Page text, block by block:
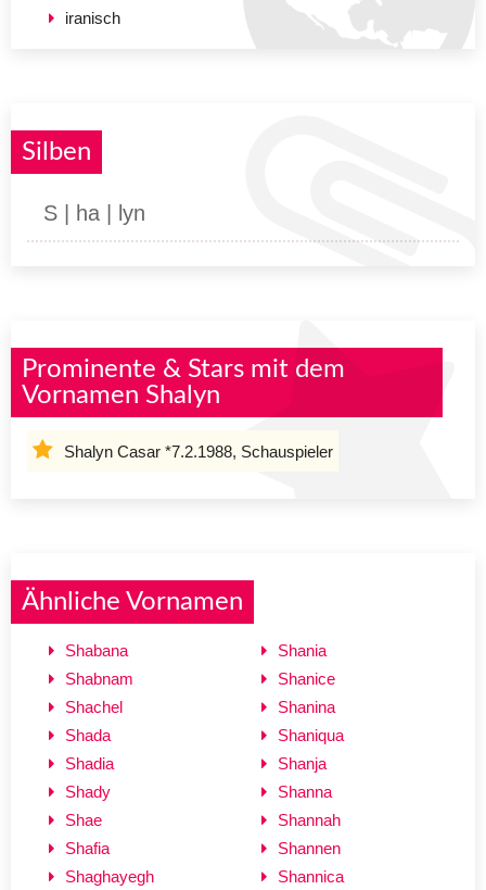
iranisch
Silben
S | ha | lyn
Prominente & Stars mit dem
Vornamen Shalyn
Shalyn Casar *7.2.1988, Schauspieler
Ähnliche Vornamen
Shabana
Shabnam
Shachel
Shada
Shadia
Shady
Shae
Shafia
Shaghayegh
Shania
Shanice
Shanina
Shaniqua
Shanja
Shanna
Shannah
Shannen
Shannica